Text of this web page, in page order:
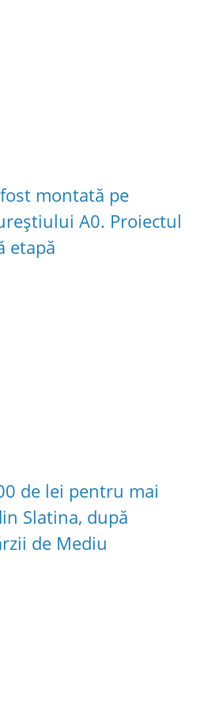
montată pe
A0. Proiectul
etapă
de lei pentru mai
Slatina, după
de Mediu